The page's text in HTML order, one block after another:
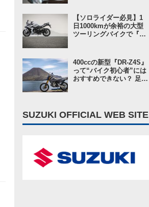
バーグマン400 ／ インプ
レ・レビュー① 出発編】
【ソロライダー必見】1
日1000kmが余裕の大型
ツーリングバイクで『ス
きた……【スズキ GSX-
S1000GT／ツーリングイ
ンプレ・レビュー 前編】
400ccの新型『DR-Z4S』
って“バイク初心者”には
おすすめできない？ 足つ
グインプレ・レビュー⑤
まとめ編】
SUZUKI OFFICIAL WEB SITE